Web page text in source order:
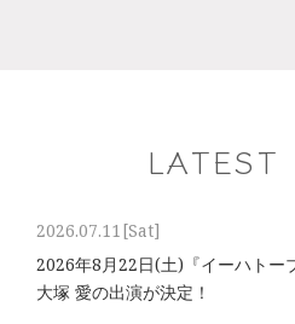
LATEST
2026.07.11[Sat]
2026年8⽉22⽇(土)『イーハトー
大塚 愛の出演が決定！